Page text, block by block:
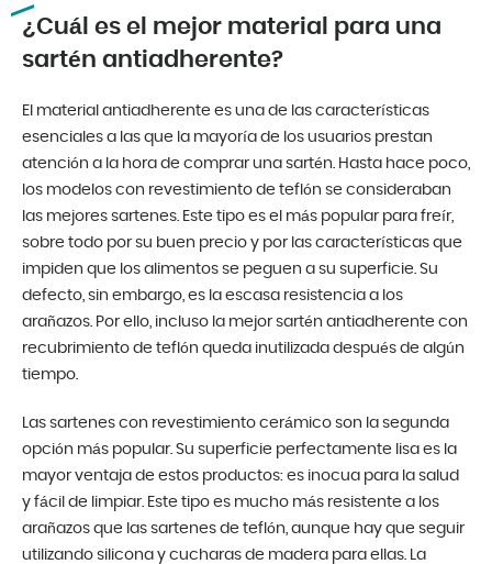
¿Cuál es el mejor material para una
sartén antiadherente?
El material antiadherente es una de las características
esenciales a las que la mayoría de los usuarios prestan
atención a la hora de comprar una sartén. Hasta hace poco,
los modelos con revestimiento de teflón se consideraban
las mejores sartenes. Este tipo es el más popular para freír,
sobre todo por su buen precio y por las características que
impiden que los alimentos se peguen a su superficie. Su
defecto, sin embargo, es la escasa resistencia a los
arañazos. Por ello, incluso la mejor sartén antiadherente con
recubrimiento de teflón queda inutilizada después de algún
tiempo.
Las sartenes con revestimiento cerámico son la segunda
opción más popular. Su superficie perfectamente lisa es la
mayor ventaja de estos productos: es inocua para la salud
y fácil de limpiar. Este tipo es mucho más resistente a los
arañazos que las sartenes de teflón, aunque hay que seguir
utilizando silicona y cucharas de madera para ellas. La